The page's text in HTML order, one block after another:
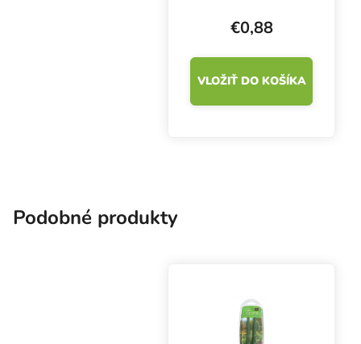
€0,88
VLOŽIŤ DO KOŠÍKA
Podobné produkty